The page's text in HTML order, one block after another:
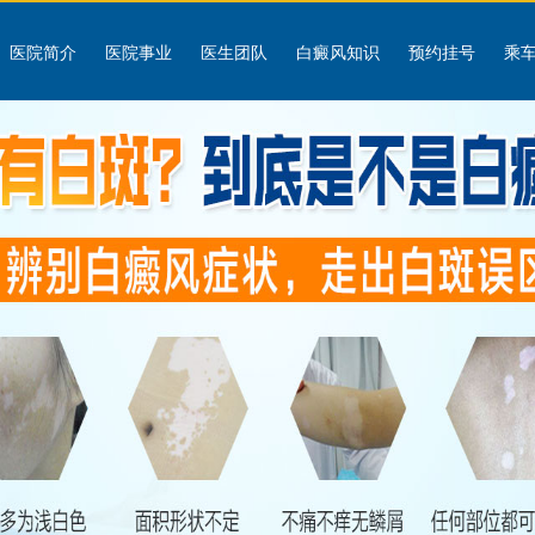
医院简介 医院事业 医生团队 白癜风知识 预约挂号 乘